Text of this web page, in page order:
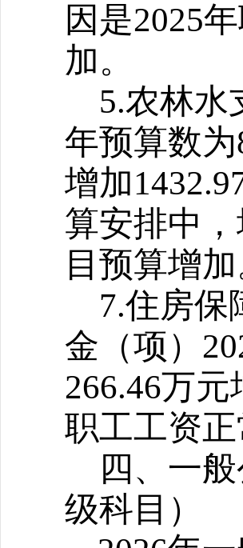
因是2025
加。
5.农林水
年预算数为
增加
算安排中，
目预算增加
7.住房保
金（项）
266.46万
职工工资
四、一
级科目）